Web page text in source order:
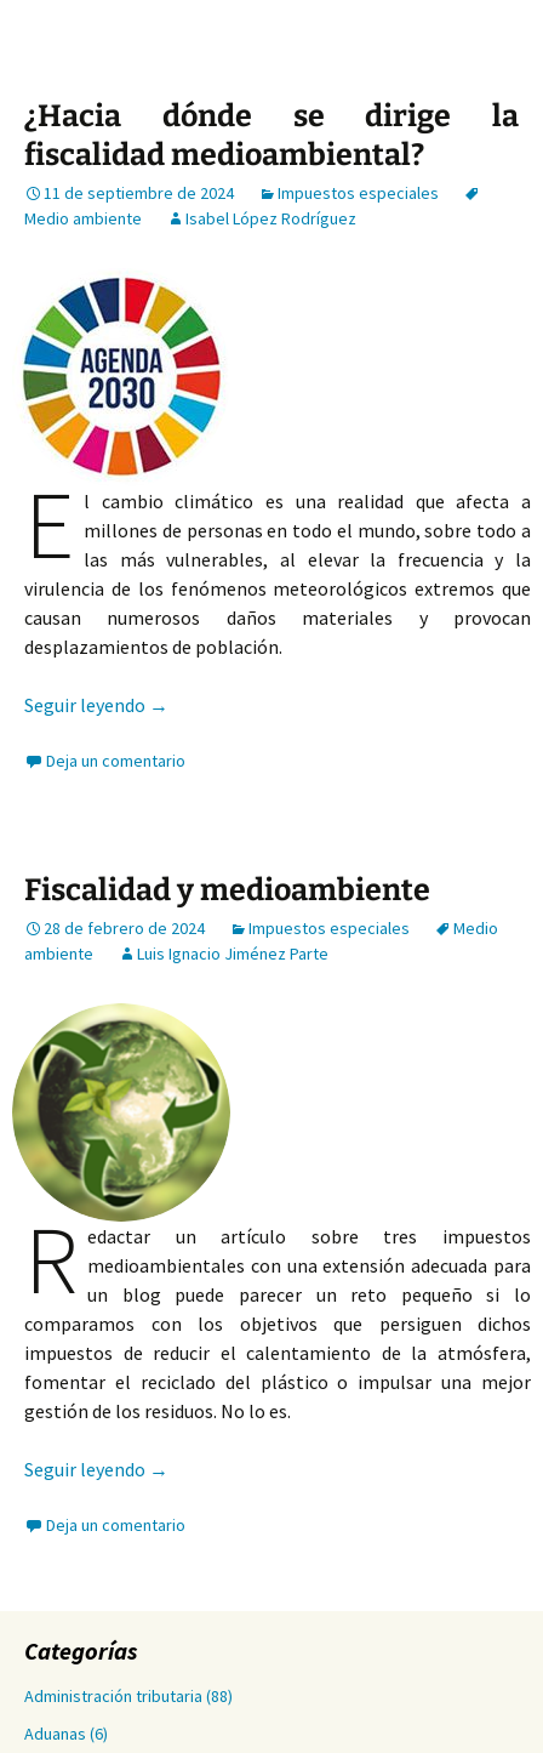
¿Hacia dónde se dirige la
fiscalidad medioambiental?
11 de septiembre de 2024
Impuestos especiales
Medio ambiente
Isabel López Rodríguez
E l cambio climático es una realidad que afecta a
millones de personas en todo el mundo, sobre todo a
las más vulnerables, al elevar la frecuencia y la
virulencia de los fenómenos meteorológicos extremos que
causan numerosos daños materiales y provocan
desplazamientos de población.
Seguir leyendo ¿Hacia dónde se dirige la fiscalidad
→
Deja un comentario
Fiscalidad y medioambiente
28 de febrero de 2024 Impuestos especiales
Medio
ambiente
Luis Ignacio Jiménez Parte
R edactar un artículo sobre tres impuestos
medioambientales con una extensión adecuada para
un blog puede parecer un reto pequeño si lo
comparamos con los objetivos que persiguen dichos
impuestos de reducir el calentamiento de la atmósfera,
fomentar el reciclado del plástico o impulsar una mejor
gestión de los residuos. No lo es.
Seguir leyendo Fiscalidad y medioambiente
→
Deja un comentario
Categorías
Administración tributaria (88)
Aduanas (6)